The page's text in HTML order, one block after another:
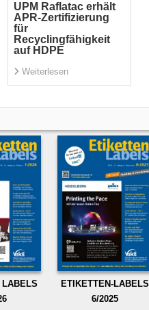
UPM Raflatac erhält
APR-Zertifizierung
für
Recyclingfähigkeit
auf HDPE
Weiterlesen
LABELS
ETIKETTEN-LABELS
6/2025